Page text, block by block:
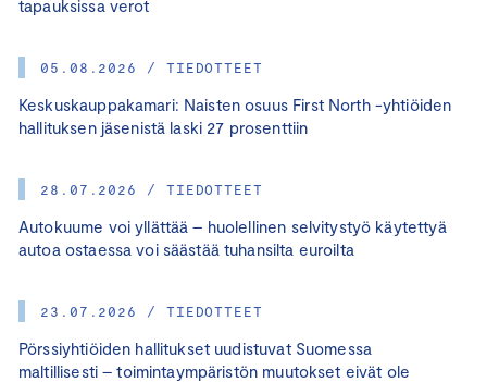
tapauksissa verot
05.08.2026 / TIEDOTTEET
Keskuskauppakamari: Naisten osuus First North -yhtiöiden
hallituksen jäsenistä laski 27 prosenttiin
28.07.2026 / TIEDOTTEET
Autokuume voi yllättää – huolellinen selvitystyö käytettyä
autoa ostaessa voi säästää tuhansilta euroilta
23.07.2026 / TIEDOTTEET
Pörssiyhtiöiden hallitukset uudistuvat Suomessa
maltillisesti – toimintaympäristön muutokset eivät ole